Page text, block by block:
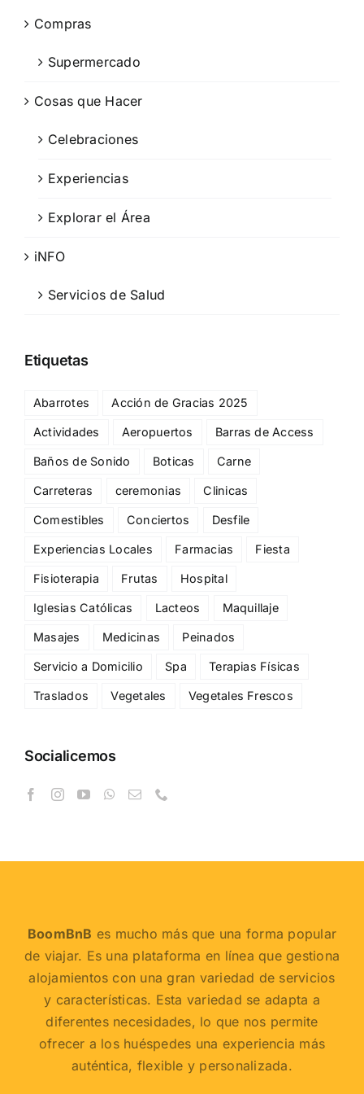
Compras
Supermercado
Cosas que Hacer
Celebraciones
Experiencias
Explorar el Área
iNFO
Servicios de Salud
Etiquetas
Abarrotes Acción de Gracias 2025
Actividades Aeropuertos Barras de Access
Baños de Sonido Boticas Carne
Carreteras ceremonias Clinicas
Comestibles Conciertos Desfile
Experiencias Locales Farmacias Fiesta
Fisioterapia Frutas Hospital
Iglesias Católicas Lacteos Maquillaje
Masajes Medicinas Peinados
Servicio a Domicilio Spa Terapias Físicas
Traslados Vegetales Vegetales Frescos
Socialicemos
BoomBnB es mucho más que una forma popular
de viajar. Es una plataforma en línea que gestiona
alojamientos con una gran variedad de servicios
y características. Esta variedad se adapta a
diferentes necesidades, lo que nos permite
ofrecer a los huéspedes una experiencia más
auténtica, flexible y personalizada.